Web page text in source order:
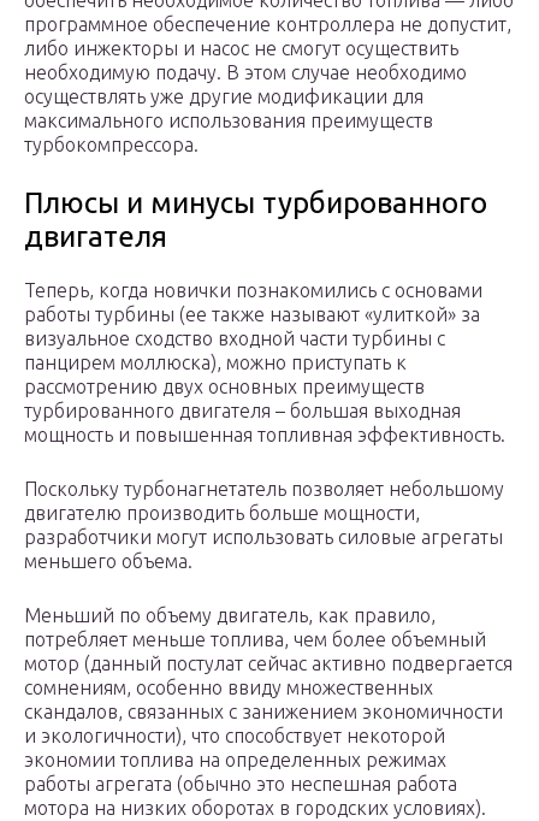
программное обеспечение контроллера не допустит,
либо инжекторы и насос не смогут осуществить
необходимую подачу. В этом случае необходимо
осуществлять уже другие модификации для
максимального использования преимуществ
турбокомпрессора.
Плюсы и минусы турбированного
двигателя
Теперь, когда новички познакомились с основами
работы турбины (ее также называют «улиткой» за
визуальное сходство входной части турбины с
панцирем моллюска), можно приступать к
рассмотрению двух основных преимуществ
турбированного двигателя – большая выходная
мощность и повышенная топливная эффективность.
Поскольку турбонагнетатель позволяет небольшому
двигателю производить больше мощности,
разработчики могут использовать силовые агрегаты
меньшего объема.
Меньший по объему двигатель, как правило,
потребляет меньше топлива, чем более объемный
мотор (данный постулат сейчас активно подвергается
сомнениям, особенно ввиду множественных
скандалов, связанных с занижением экономичности
и экологичности), что способствует некоторой
экономии топлива на определенных режимах
работы агрегата (обычно это неспешная работа
мотора на низких оборотах в городских условиях).